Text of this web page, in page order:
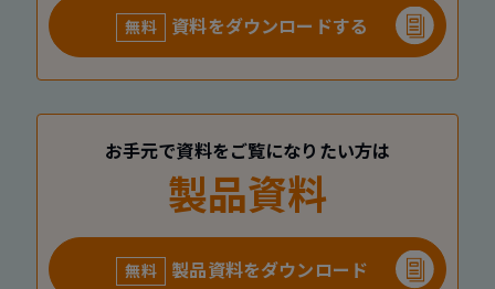
無料 資料をダウンロードする
お手元で資料をご覧になりたい方は
製品資料
無料 製品資料をダウンロード